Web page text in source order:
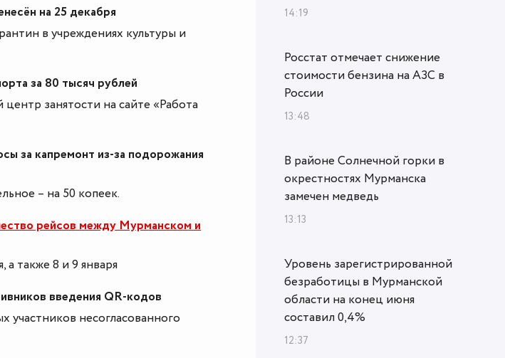
на 25 декабря
в учреждениях культуры и
за 80 тысяч рублей
занятости на сайте «Работа
за капремонт из-за подорожания
– на 50 копеек.
рейсов между Мурманском и
а также 8 и 9 января
введения QR-кодов
участников несогласованного
14:19
Росстат отмечает снижение
стоимости бензина на АЗС в
России
13:48
В районе Солнечной горки в
окрестностях Мурманска
замечен медведь
13:13
Уровень зарегистрированной
безработицы в Мурманской
области на конец июня
составил 0,4%
12:37